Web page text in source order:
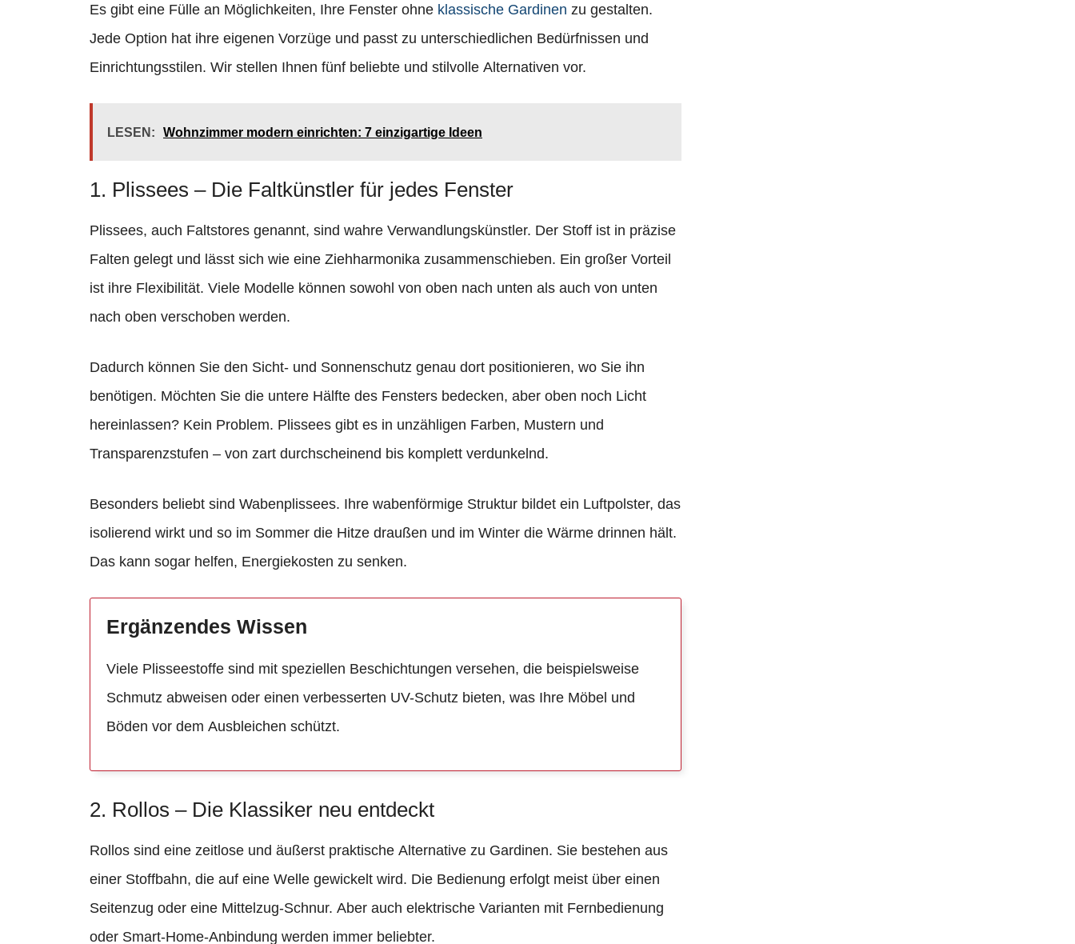
Es gibt eine Fülle an Möglichkeiten, Ihre Fenster ohne klassische Gardinen zu gestalten.
Jede Option hat ihre eigenen Vorzüge und passt zu unterschiedlichen Bedürfnissen und
Einrichtungsstilen. Wir stellen Ihnen fünf beliebte und stilvolle Alternativen vor.
LESEN: Wohnzimmer modern einrichten: 7 einzigartige Ideen
1. Plissees – Die Faltkünstler für jedes Fenster
Plissees, auch Faltstores genannt, sind wahre Verwandlungskünstler. Der Stoff ist in präzise
Falten gelegt und lässt sich wie eine Ziehharmonika zusammenschieben. Ein großer Vorteil
ist ihre Flexibilität. Viele Modelle können sowohl von oben nach unten als auch von unten
nach oben verschoben werden.
Dadurch können Sie den Sicht- und Sonnenschutz genau dort positionieren, wo Sie ihn
benötigen. Möchten Sie die untere Hälfte des Fensters bedecken, aber oben noch Licht
hereinlassen? Kein Problem. Plissees gibt es in unzähligen Farben, Mustern und
Transparenzstufen – von zart durchscheinend bis komplett verdunkelnd.
Besonders beliebt sind Wabenplissees. Ihre wabenförmige Struktur bildet ein Luftpolster, das
isolierend wirkt und so im Sommer die Hitze draußen und im Winter die Wärme drinnen hält.
Das kann sogar helfen, Energiekosten zu senken.
Ergänzendes Wissen
Viele Plisseestoffe sind mit speziellen Beschichtungen versehen, die beispielsweise
Schmutz abweisen oder einen verbesserten UV-Schutz bieten, was Ihre Möbel und
Böden vor dem Ausbleichen schützt.
2. Rollos – Die Klassiker neu entdeckt
Rollos sind eine zeitlose und äußerst praktische Alternative zu Gardinen. Sie bestehen aus
einer Stoffbahn, die auf eine Welle gewickelt wird. Die Bedienung erfolgt meist über einen
Seitenzug oder eine Mittelzug-Schnur. Aber auch elektrische Varianten mit Fernbedienung
oder Smart-Home-Anbindung werden immer beliebter.